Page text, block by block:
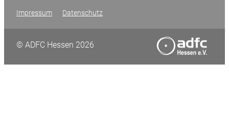
Impressum Datenschutz
© ADFC Hessen 2026